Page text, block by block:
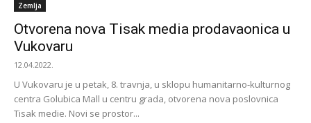
Zemlja
Otvorena nova Tisak media prodavaonica u
Vukovaru
12.04.2022.
U Vukovaru je u petak, 8. travnja, u sklopu humanitarno-kulturnog
centra Golubica Mall u centru grada, otvorena nova poslovnica
Tisak medie. Novi se prostor...